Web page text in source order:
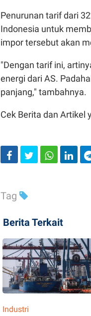
Penurunan tarif dari
Indonesia untuk
impor tersebut akan
"Dengan tarif ini,
energi dari AS.
panjang," tambahnya.
Cek Berita dan Artikel
Tag
Berita Terkait
Industri